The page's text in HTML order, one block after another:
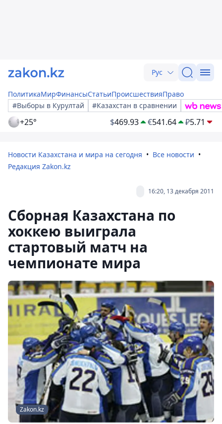
Рус
ПолитикаМирФинансыСтатьиПроисшествияПраво
#Выборы в Курултай
#Казахстан в сравнении
+25° $469.93 €541.64 ₽5.71
Новости Казахстана и мира на сегодня
Все новости
Редакция Zakon.kz
16:20, 13 декабря 2011
Сборная Казахстана по
хоккею выиграла
стартовый матч на
чемпионате мира
Zakon.kz